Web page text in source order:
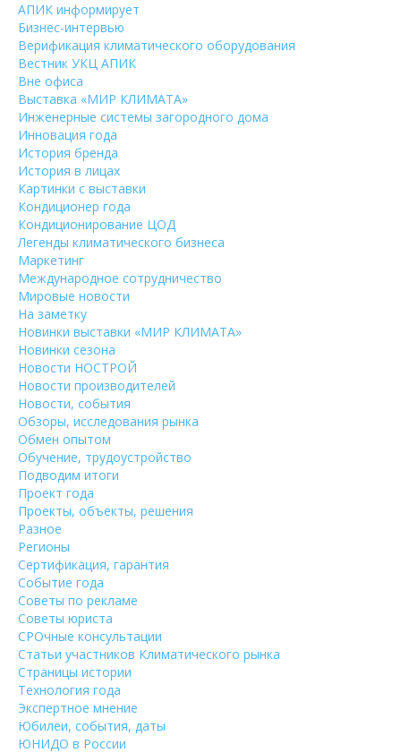
АПИК информирует
Бизнес-интервью
Верификация климатического оборудования
Вестник УКЦ АПИК
Вне офиса
Выставка «МИР КЛИМАТА»
Инженерные системы загородного дома
Инновация года
История бренда
История в лицах
Картинки с выставки
Кондиционер года
Кондиционирование ЦОД
Легенды климатического бизнеса
Маркетинг
Международное сотрудничество
Мировые новости
На заметку
Новинки выставки «МИР КЛИМАТА»
Новинки сезона
Новости НОСТРОЙ
Новости производителей
Новости, события
Обзоры, исследования рынка
Обмен опытом
Обучение, трудоустройство
Подводим итоги
Проект года
Проекты, объекты, решения
Разное
Регионы
Сертификация, гарантия
Событие года
Советы по рекламе
Советы юриста
СРОчные консультации
Статьи участников Климатического рынка
Страницы истории
Технология года
Экспертное мнение
Юбилеи, события, даты
ЮНИДО в России